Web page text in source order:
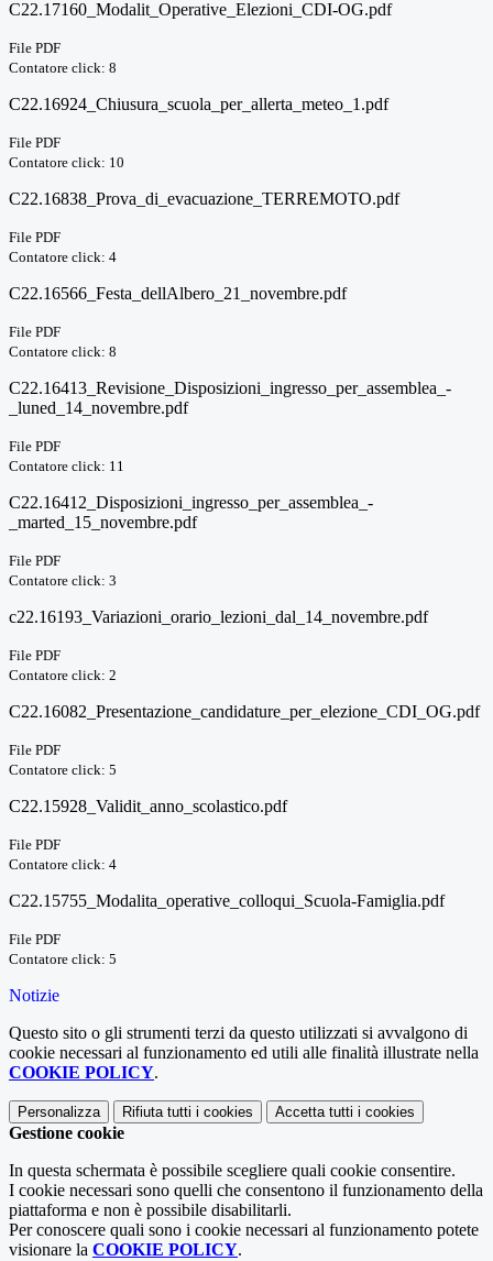
C22.17160_Modalit_Operative_Elezioni_CDI-OG.pdf
File PDF
Contatore click: 8
C22.16924_Chiusura_scuola_per_allerta_meteo_1.pdf
File PDF
Contatore click: 10
C22.16838_Prova_di_evacuazione_TERREMOTO.pdf
File PDF
Contatore click: 4
C22.16566_Festa_dellAlbero_21_novembre.pdf
File PDF
Contatore click: 8
C22.16413_Revisione_Disposizioni_ingresso_per_assemblea_-
_luned_14_novembre.pdf
File PDF
Contatore click: 11
C22.16412_Disposizioni_ingresso_per_assemblea_-
_marted_15_novembre.pdf
File PDF
Contatore click: 3
c22.16193_Variazioni_orario_lezioni_dal_14_novembre.pdf
File PDF
Contatore click: 2
C22.16082_Presentazione_candidature_per_elezione_CDI_OG.pdf
File PDF
Contatore click: 5
C22.15928_Validit_anno_scolastico.pdf
File PDF
Contatore click: 4
C22.15755_Modalita_operative_colloqui_Scuola-Famiglia.pdf
File PDF
Contatore click: 5
Notizie
Questo sito o gli strumenti terzi da questo utilizzati si avvalgono di
cookie necessari al funzionamento ed utili alle finalità illustrate nella
COOKIE POLICY.
Personalizza Rifiuta tutti i cookies Accetta tutti i cookies
Gestione cookie
In questa schermata è possibile scegliere quali cookie consentire.
I cookie necessari sono quelli che consentono il funzionamento della
piattaforma e non è possibile disabilitarli.
Per conoscere quali sono i cookie necessari al funzionamento potete
visionare la COOKIE POLICY.